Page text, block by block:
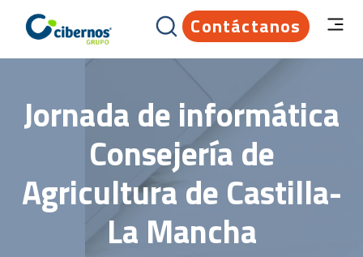
Contáctanos
Jornada de informática
Consejería de
Agricultura de Castilla-
La Mancha